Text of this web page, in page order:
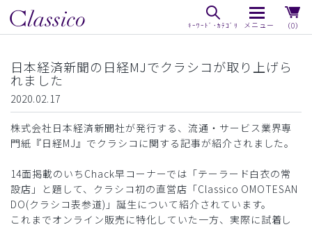
（0）
日本経済新聞の日経MJでクラシコが取り上げら
れました
2020.02.17
株式会社日本経済新聞社が発行する、流通・サービス業界専
門紙『日経MJ』でクラシコに関する記事が紹介されました。
14面掲載のいちChack早コーナーでは「テーラード白衣の常
設店」と題して、クラシコ初の直営店「Classico OMOTESAN
DO(クラシコ表参道)」誕生について紹介されています。
これまでオンライン販売に特化していた一方、実際に試着し